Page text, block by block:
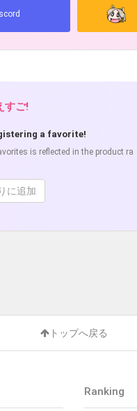
すご!
a favorite!
is reflected in the product ra
に追加
トップへ戻る
Ranking